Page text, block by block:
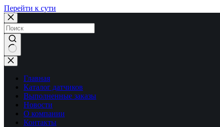
Перейти к сути
Ничего
не
найденоГлавная
Каталог датчиков
Выполненные заказы
Новости
О компании
Контакты